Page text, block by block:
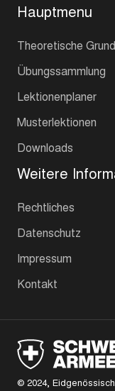
Hauptmenu
Theoretische
Übungssammlung
Lektionenplaner
Musterlektionen
Downloads
Weitere
Rechtliches
Datenschutz
Impressum
Kontakt
© 2024,